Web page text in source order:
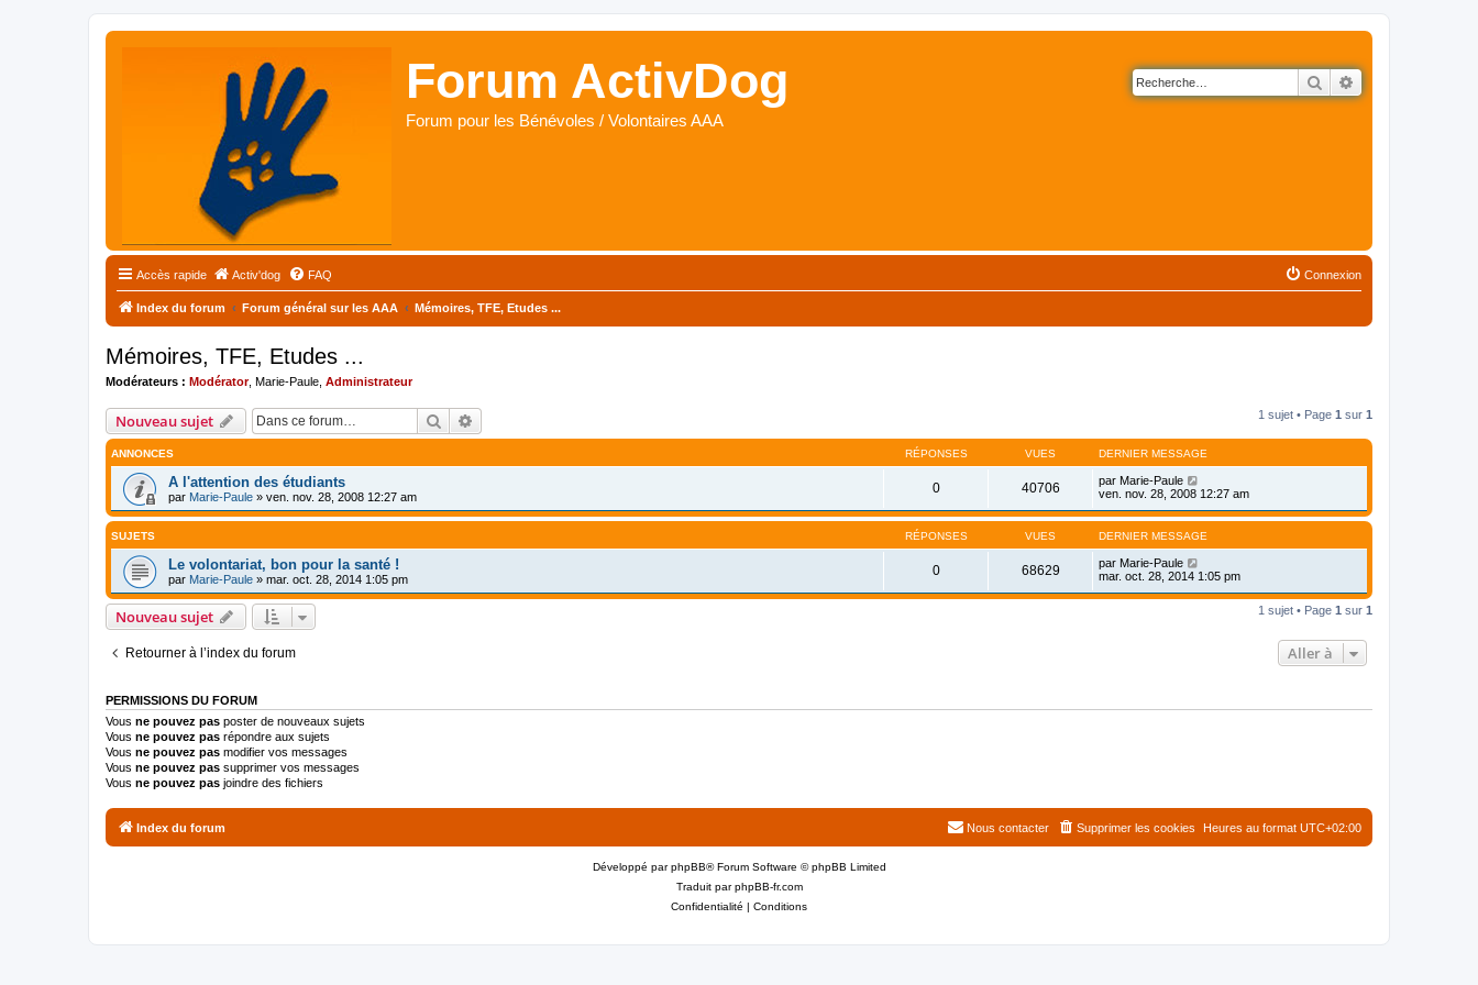
Forum ActivDog
Forum pour les Bénévoles / Volontaires AAA
Rechercher
Accès rapide Activ'dog FAQ Connexion
Index du forum Forum général sur les AAA Mémoires, TFE, Etudes ...
Mémoires, TFE, Etudes ...
Modérateurs : Modérator, Marie-Paule Administrateur
Nouveau sujet Rechercher 1 sujet • Page 1 sur 1
ANNONCES RÉPONSES VUES DERNIER MESSAGE
A l'attention des étudiants
par Marie-Paule » ven. nov. 28, 2008 12:27 am
0 40706 par Marie-Paule
ven. nov. 28, 2008 12:27 am
SUJETS RÉPONSES VUES DERNIER MESSAGE
Le volontariat, bon pour la santé !
par Marie-Paule » mar. oct. 28, 2014 1:05 pm
0 68629 par Marie-Paule
mar. oct. 28, 2014 1:05 pm
Nouveau sujet 1 sujet • Page 1 sur 1
Retourner à l’index du forum Aller à
PERMISSIONS DU FORUM
Vous ne pouvez pas poster de nouveaux sujets
Vous ne pouvez pas répondre aux sujets
Vous ne pouvez pas modifier vos messages
Vous ne pouvez pas supprimer vos messages
Vous ne pouvez pas joindre des fichiers
Index du forum Heures au format UTC+02:00
Supprimer les cookies
Nous contacter
Développé parphpBB® Forum Software © phpBB Limited
Traduit parphpBB-fr.com
Confidentialité | Conditions